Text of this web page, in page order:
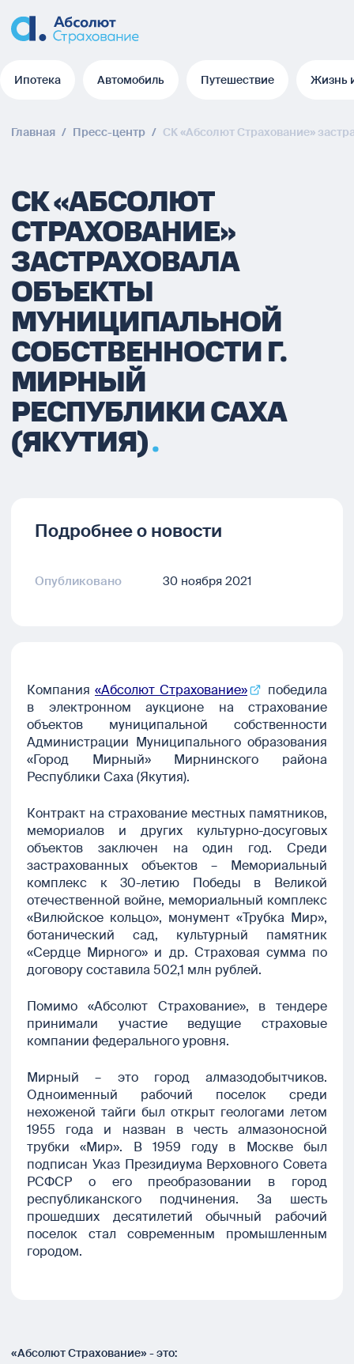
Ипотека Автомобиль Путешествие Жизнь
Главная / Пресс-центр / СК «Абсолют Страхование»
СК «АБСОЛЮТ
СТРАХОВАНИЕ»
ЗАСТРАХОВАЛА
ОБЪЕКТЫ
МУНИЦИПАЛЬНОЙ
СОБСТВЕННОСТИ Г.
МИРНЫЙ
РЕСПУБЛИКИ САХА
(ЯКУТИЯ)
Подробнее о новости
Опубликовано 30 ноября 2021
Компания «Абсолют Страхование»
победила
в электронном аукционе на страхование
объектов муниципальной собственности
Администрации Муниципального образования
«Город Мирный» Мирнинского района
Республики Саха (Якутия).
Контракт на страхование местных памятников,
мемориалов и других культурно-досуговых
объектов заключен на один год. Среди
застрахованных объектов – Мемориальный
комплекс к 30-летию Победы в Великой
отечественной войне, мемориальный комплекс
«Вилюйское кольцо», монумент «Трубка Мир»,
ботанический сад, культурный памятник
«Сердце Мирного» и др. Страховая сумма по
договору составила 502,1 млн рублей.
Помимо «Абсолют Страхование», в тендере
принимали участие ведущие страховые
компании федерального уровня.
Мирный – это город алмазодобытчиков.
Одноименный рабочий поселок среди
нехоженой тайги был открыт геологами летом
1955 года и назван в честь алмазоносной
трубки «Мир». В 1959 году в Москве был
подписан Указ Президиума Верховного Совета
РСФСР о его преобразовании в город
республиканского подчинения. За шесть
прошедших десятилетий обычный рабочий
поселок стал современным промышленным
городом.
«Абсолют Страхование» - это: